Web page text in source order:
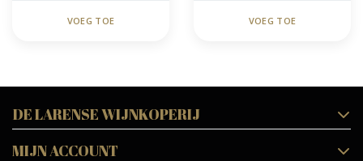
VOEG TOE VOEG TOE
DE LARENSE WIJNKOPERIJ
MIJN ACCOUNT